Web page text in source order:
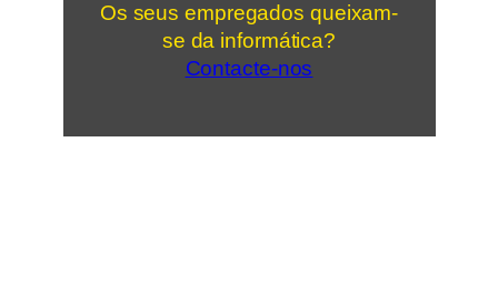
Os seus empregados queixam-
se da informática?
Contacte-nos